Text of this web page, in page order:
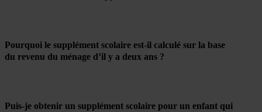
Pourquoi le supplément scolaire est-il calculé sur la base
du revenu du ménage d’il y a deux ans ?
Puis-je obtenir un supplément scolaire pour un enfant qui